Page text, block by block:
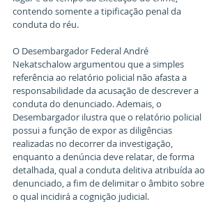
contendo somente a tipificação penal da
conduta do réu.
O Desembargador Federal André
Nekatschalow argumentou que a simples
referência ao relatório policial não afasta a
responsabilidade da acusação de descrever a
conduta do denunciado. Ademais, o
Desembargador ilustra que o relatório policial
possui a função de expor as diligências
realizadas no decorrer da investigação,
enquanto a denúncia deve relatar, de forma
detalhada, qual a conduta delitiva atribuída ao
denunciado, a fim de delimitar o âmbito sobre
o qual incidirá a cognição judicial.